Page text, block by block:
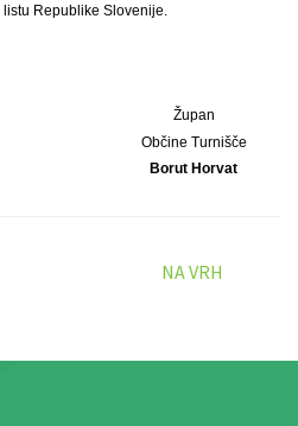
Republike Slovenije.
Župan
Občine Turnišče
Borut Horvat
NA VRH